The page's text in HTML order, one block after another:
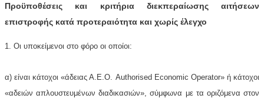
Προϋποθέσεις και κριτήρια διεκπεραίωσης αιτήσεων
επιστροφής κατά προτεραιότητα και χωρίς έλεγχο
1. Οι υποκείμενοι στο φόρο οι οποίοι:
α) είναι κάτοχοι «άδειας Α.Ε.Ο. Authorised Economic Operator» ή κάτοχοι
«αδειών απλουστευμένων διαδικασιών», σύμφωνα με τα οριζόμενα στον